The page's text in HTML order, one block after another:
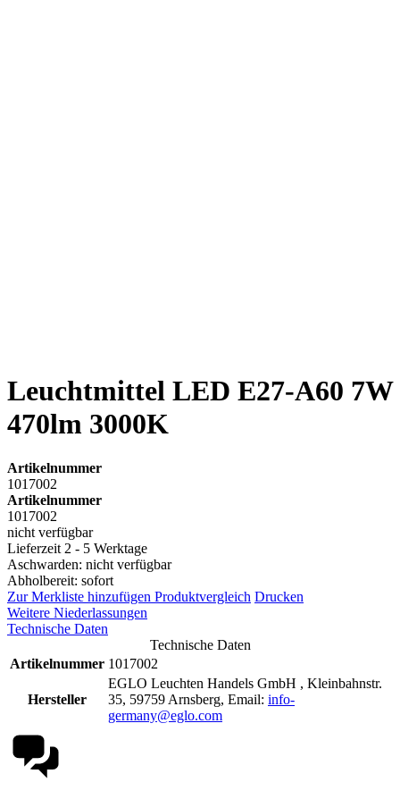
Leuchtmittel LED E27-A60 7W
470lm 3000K
Artikelnummer
1017002
Artikelnummer
1017002
nicht verfügbar
Lieferzeit 2 - 5 Werktage
Aschwarden: nicht verfügbar
Abholbereit: sofort
Zur Merkliste hinzufügen Produktvergleich Drucken
Weitere Niederlassungen
Technische Daten
Technische Daten
Artikelnummer 1017002
Hersteller
EGLO Leuchten Handels GmbH , Kleinbahnstr.
35, 59759 Arnsberg, Email: info-
germany@eglo.com